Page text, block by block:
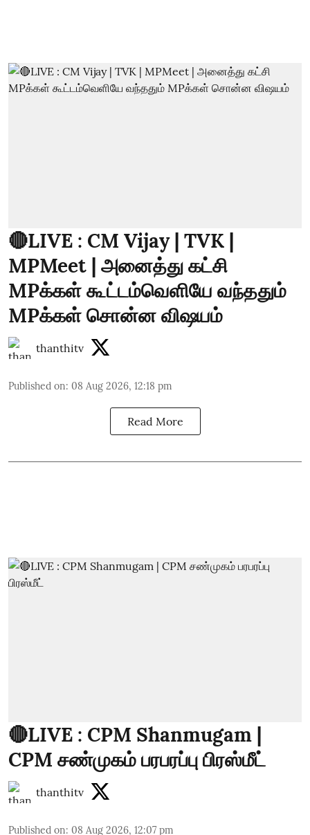
🔴LIVE : CM Vijay | TVK |
MPMeet | அனைத்து கட்சி
MPக்கள் கூட்டம்வெளியே வந்ததும்
MPக்கள் சொன்ன விஷயம்
thanthitv
Published on: 08 Aug 2026, 12:18 pm
Read More
🔴LIVE : CPM Shanmugam |
CPM சண்முகம் பரபரப்பு பிரஸ்மீட்
thanthitv
Published on: 08 Aug 2026, 12:07 pm